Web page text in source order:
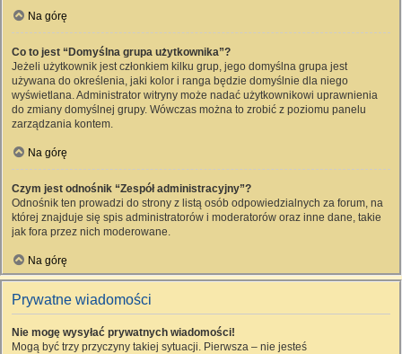
Na górę
Co to jest “Domyślna grupa użytkownika”?
Jeżeli użytkownik jest członkiem kilku grup, jego domyślna grupa jest
używana do określenia, jaki kolor i ranga będzie domyślnie dla niego
wyświetlana. Administrator witryny może nadać użytkownikowi uprawnienia
do zmiany domyślnej grupy. Wówczas można to zrobić z poziomu panelu
zarządzania kontem.
Na górę
Czym jest odnośnik “Zespół administracyjny”?
Odnośnik ten prowadzi do strony z listą osób odpowiedzialnych za forum, na
której znajduje się spis administratorów i moderatorów oraz inne dane, takie
jak fora przez nich moderowane.
Na górę
Prywatne wiadomości
Nie mogę wysyłać prywatnych wiadomości!
Mogą być trzy przyczyny takiej sytuacji. Pierwsza – nie jesteś